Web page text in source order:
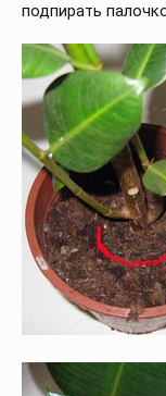
подпирать